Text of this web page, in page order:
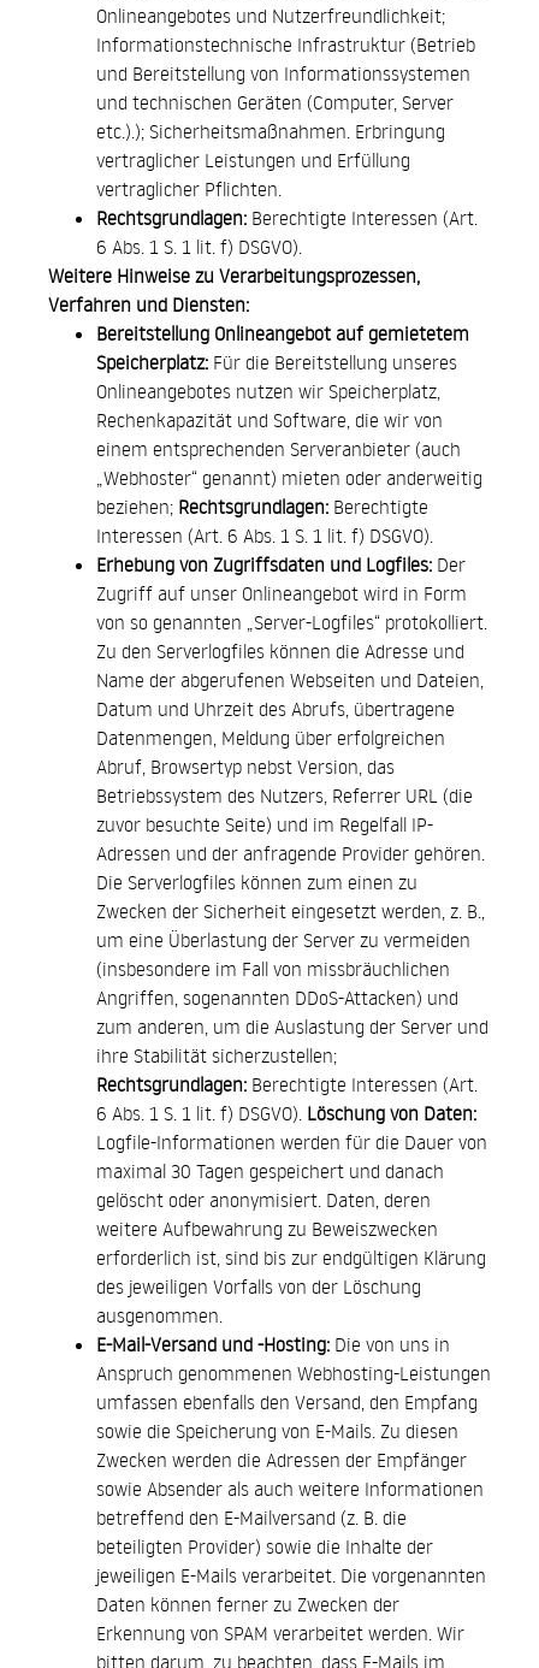
Onlineangebotes und Nutzerfreundlichkeit;
Informationstechnische Infrastruktur (Betrieb
und Bereitstellung von Informationssystemen
und technischen Geräten (Computer, Server
etc.).); Sicherheitsmaßnahmen. Erbringung
vertraglicher Leistungen und Erfüllung
vertraglicher Pflichten.
Rechtsgrundlagen: Berechtigte Interessen (Art.
6 Abs. 1 S. 1 lit. f) DSGVO).
Weitere Hinweise zu Verarbeitungsprozessen,
Verfahren und Diensten:
Bereitstellung Onlineangebot auf gemietetem
Speicherplatz: Für die Bereitstellung unseres
Onlineangebotes nutzen wir Speicherplatz,
Rechenkapazität und Software, die wir von
einem entsprechenden Serveranbieter (auch
„Webhoster“ genannt) mieten oder anderweitig
beziehen; Rechtsgrundlagen: Berechtigte
Interessen (Art. 6 Abs. 1 S. 1 lit. f) DSGVO).
Erhebung von Zugriffsdaten und Logfiles: Der
Zugriff auf unser Onlineangebot wird in Form
von so genannten „Server-Logfiles“ protokolliert.
Zu den Serverlogfiles können die Adresse und
Name der abgerufenen Webseiten und Dateien,
Datum und Uhrzeit des Abrufs, übertragene
Datenmengen, Meldung über erfolgreichen
Abruf, Browsertyp nebst Version, das
Betriebssystem des Nutzers, Referrer URL (die
zuvor besuchte Seite) und im Regelfall IP-
Adressen und der anfragende Provider gehören.
Die Serverlogfiles können zum einen zu
Zwecken der Sicherheit eingesetzt werden, z. B.,
um eine Überlastung der Server zu vermeiden
(insbesondere im Fall von missbräuchlichen
Angriffen, sogenannten DDoS-Attacken) und
zum anderen, um die Auslastung der Server und
ihre Stabilität sicherzustellen;
Rechtsgrundlagen: Berechtigte Interessen (Art.
6 Abs. 1 S. 1 lit. f) DSGVO). Löschung von Daten:
Logfile-Informationen werden für die Dauer von
maximal 30 Tagen gespeichert und danach
gelöscht oder anonymisiert. Daten, deren
weitere Aufbewahrung zu Beweiszwecken
erforderlich ist, sind bis zur endgültigen Klärung
des jeweiligen Vorfalls von der Löschung
ausgenommen.
E-Mail-Versand und -Hosting: Die von uns in
Anspruch genommenen Webhosting-Leistungen
umfassen ebenfalls den Versand, den Empfang
sowie die Speicherung von E-Mails. Zu diesen
Zwecken werden die Adressen der Empfänger
sowie Absender als auch weitere Informationen
betreffend den E-Mailversand (z. B. die
beteiligten Provider) sowie die Inhalte der
jeweiligen E-Mails verarbeitet. Die vorgenannten
Daten können ferner zu Zwecken der
Erkennung von SPAM verarbeitet werden. Wir
bitten darum, zu beachten, dass E-Mails im